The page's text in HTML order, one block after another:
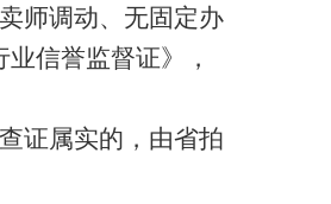
师调动、无固定办
信誉监督证》，
证属实的，由省拍